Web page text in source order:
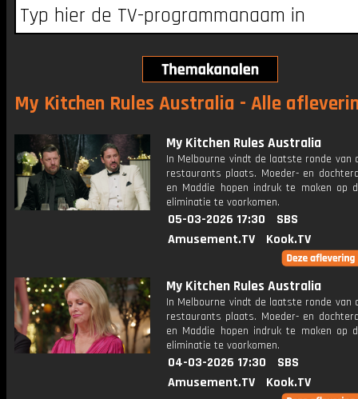
My Kitchen Rules Australia - Alle
My Kitchen Rules Australia
In Melbourne vindt de laatste ronde van
restaurants plaats. Moeder- en
en Maddie hopen indruk te maken op
eliminatie te voorkomen.
05-03-2026 17:30
SBS
Amusement.TV
Kook.TV
My Kitchen Rules Australia
In Melbourne vindt de laatste ronde van
restaurants plaats. Moeder- en
en Maddie hopen indruk te maken op
eliminatie te voorkomen.
04-03-2026 17:30
SBS
Amusement.TV
Kook.TV